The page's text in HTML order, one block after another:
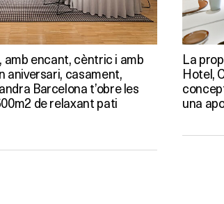
amb encant, cèntric i amb
aniversari, casament,
Barcelona t’obre les
de relaxant pati
La
Hotel,
una